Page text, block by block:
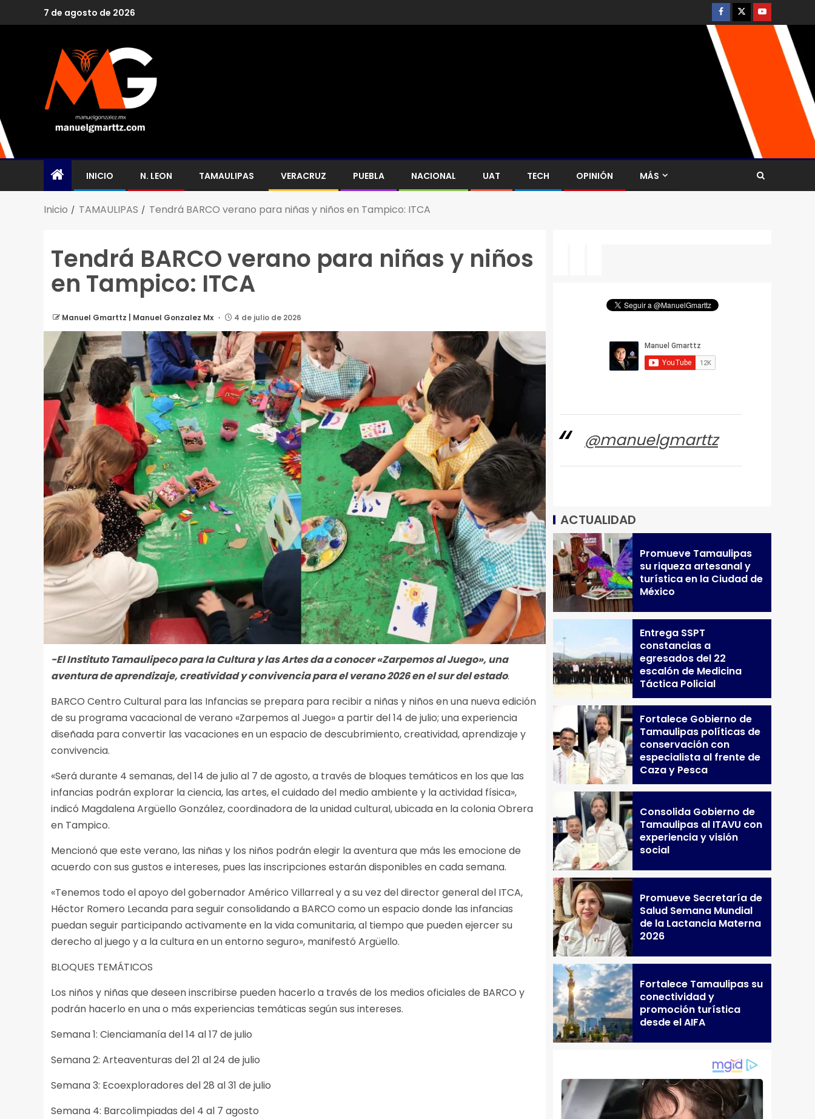
7 de agosto de 2026
INICIO N. LEON TAMAULIPAS VERACRUZ PUEBLA NACIONAL UAT TECH OPINIÓN MÁS
Inicio TAMAULIPAS Tendrá BARCO verano para niñas y niños en Tampico: ITCA
Tendrá BARCO verano para niñas y niños
en Tampico: ITCA
Manuel Gmarttz | Manuel Gonzalez Mx 4 de julio de 2026
-El Instituto Tamaulipeco para la Cultura y las Artes da a conocer «Zarpemos al Juego», una
aventura de aprendizaje, creatividad y convivencia para el verano 2026 en el sur del estado.
BARCO Centro Cultural para las Infancias se prepara para recibir a niñas y niños en una nueva edición
de su programa vacacional de verano «Zarpemos al Juego» a partir del 14 de julio; una experiencia
diseñada para convertir las vacaciones en un espacio de descubrimiento, creatividad, aprendizaje y
convivencia.
«Será durante 4 semanas, del 14 de julio al 7 de agosto, a través de bloques temáticos en los que las
infancias podrán explorar la ciencia, las artes, el cuidado del medio ambiente y la actividad física»,
indicó Magdalena Argüello González, coordinadora de la unidad cultural, ubicada en la colonia Obrera
en Tampico.
Mencionó que este verano, las niñas y los niños podrán elegir la aventura que más les emocione de
acuerdo con sus gustos e intereses, pues las inscripciones estarán disponibles en cada semana.
«Tenemos todo el apoyo del gobernador Américo Villarreal y a su vez del director general del ITCA,
Héctor Romero Lecanda para seguir consolidando a BARCO como un espacio donde las infancias
puedan seguir participando activamente en la vida comunitaria, al tiempo que pueden ejercer su
derecho al juego y a la cultura en un entorno seguro», manifestó Argüello.
BLOQUES TEMÁTICOS
Los niños y niñas que deseen inscribirse pueden hacerlo a través de los medios oficiales de BARCO y
podrán hacerlo en una o más experiencias temáticas según sus intereses.
Semana 1: Cienciamanía del 14 al 17 de julio
Semana 2: Arteaventuras del 21 al 24 de julio
Semana 3: Ecoexploradores del 28 al 31 de julio
Semana 4: Barcolimpiadas del 4 al 7 agosto
@manuelgmarttz
ACTUALIDAD
Promueve Tamaulipas
su riqueza artesanal y
turística en la Ciudad de
México
Entrega SSPT
constancias a
egresados del 22
escalón de Medicina
Táctica Policial
Fortalece Gobierno de
Tamaulipas políticas de
conservación con
especialista al frente de
Caza y Pesca
Consolida Gobierno de
Tamaulipas al ITAVU con
experiencia y visión
social
Promueve Secretaría de
Salud Semana Mundial
de la Lactancia Materna
2026
Fortalece Tamaulipas su
conectividad y
promoción turística
desde el AIFA